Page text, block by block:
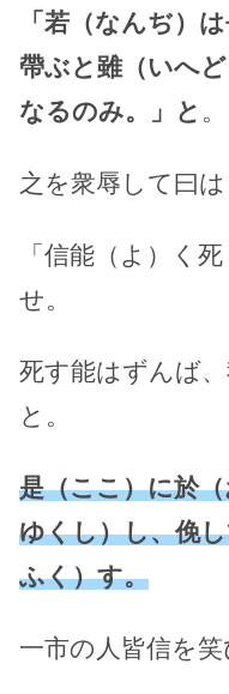
「若（なんぢ）
帶ぶと雖（いへど
なるのみ。」と 。
之を衆辱して曰は
「信能（よ）く
せ。
死す能はずんば
と。
是（ここ）に於
ゆくし）し、俛
ふく）す。
一市の人皆信を笑